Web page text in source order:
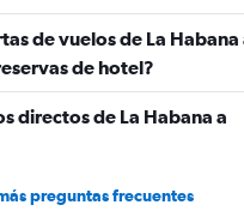
de vuelos de La Habana
de hotel?
directos de La Habana a
preguntas frecuentes